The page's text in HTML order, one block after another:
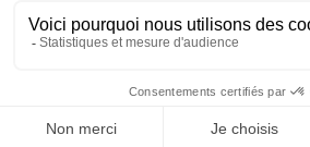
en faisant un bon usage des biens